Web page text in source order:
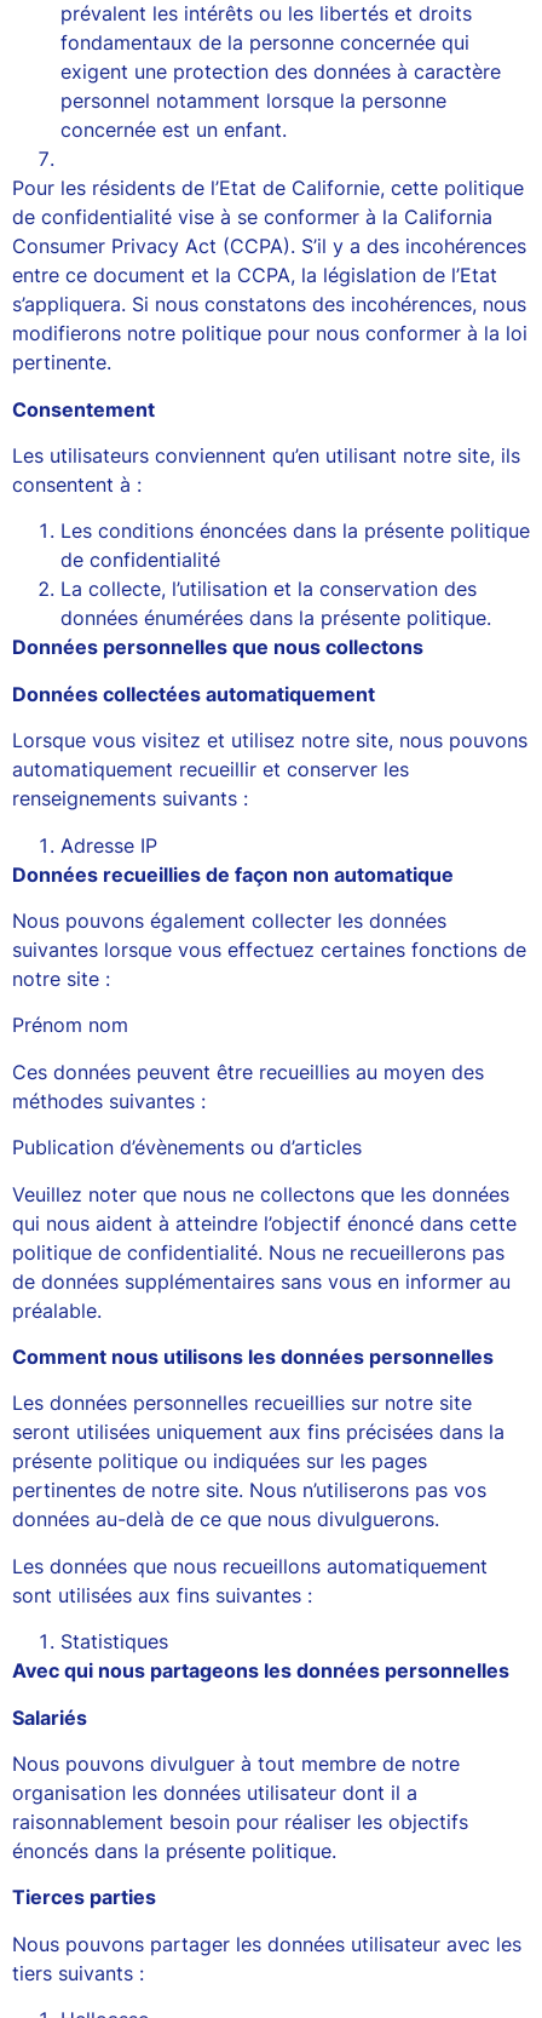
prévalent les intérêts ou les libertés et droits
fondamentaux de la personne concernée qui
exigent une protection des données à caractère
personnel notamment lorsque la personne
concernée est un enfant.
Pour les résidents de l’Etat de Californie, cette politique
de confidentialité vise à se conformer à la California
Consumer Privacy Act (CCPA). S’il y a des incohérences
entre ce document et la CCPA, la législation de l’Etat
s’appliquera. Si nous constatons des incohérences, nous
modifierons notre politique pour nous conformer à la loi
pertinente.
Consentement
Les utilisateurs conviennent qu’en utilisant notre site, ils
consentent à :
Les conditions énoncées dans la présente politique
de confidentialité
La collecte, l’utilisation et la conservation des
données énumérées dans la présente politique.
Données personnelles que nous collectons
Données collectées automatiquement
Lorsque vous visitez et utilisez notre site, nous pouvons
automatiquement recueillir et conserver les
renseignements suivants :
Adresse IP
Données recueillies de façon non automatique
Nous pouvons également collecter les données
suivantes lorsque vous effectuez certaines fonctions de
notre site :
Prénom nom
Ces données peuvent être recueillies au moyen des
méthodes suivantes :
Publication d’évènements ou d’articles
Veuillez noter que nous ne collectons que les données
qui nous aident à atteindre l’objectif énoncé dans cette
politique de confidentialité. Nous ne recueillerons pas
de données supplémentaires sans vous en informer au
préalable.
Comment nous utilisons les données personnelles
Les données personnelles recueillies sur notre site
seront utilisées uniquement aux fins précisées dans la
présente politique ou indiquées sur les pages
pertinentes de notre site. Nous n’utiliserons pas vos
données au-delà de ce que nous divulguerons.
Les données que nous recueillons automatiquement
sont utilisées aux fins suivantes :
Statistiques
Avec qui nous partageons les données personnelles
Salariés
Nous pouvons divulguer à tout membre de notre
organisation les données utilisateur dont il a
raisonnablement besoin pour réaliser les objectifs
énoncés dans la présente politique.
Tierces parties
Nous pouvons partager les données utilisateur avec les
tiers suivants :